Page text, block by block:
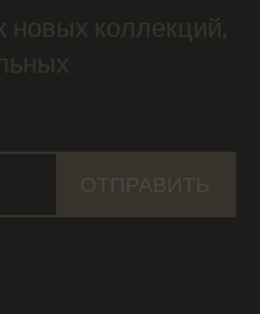
новых коллекций,